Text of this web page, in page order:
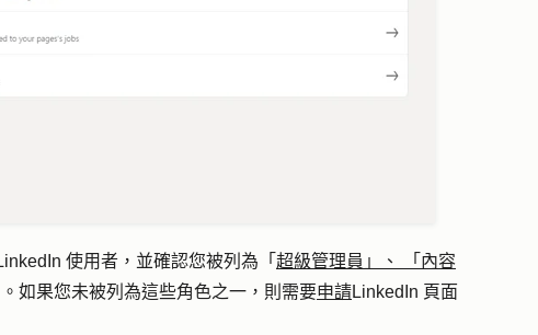
使用者，並確認您被列為「 超級管理員」、
「內容
。如果您未被列為這些角色之一，則需要申請LinkedIn 頁面